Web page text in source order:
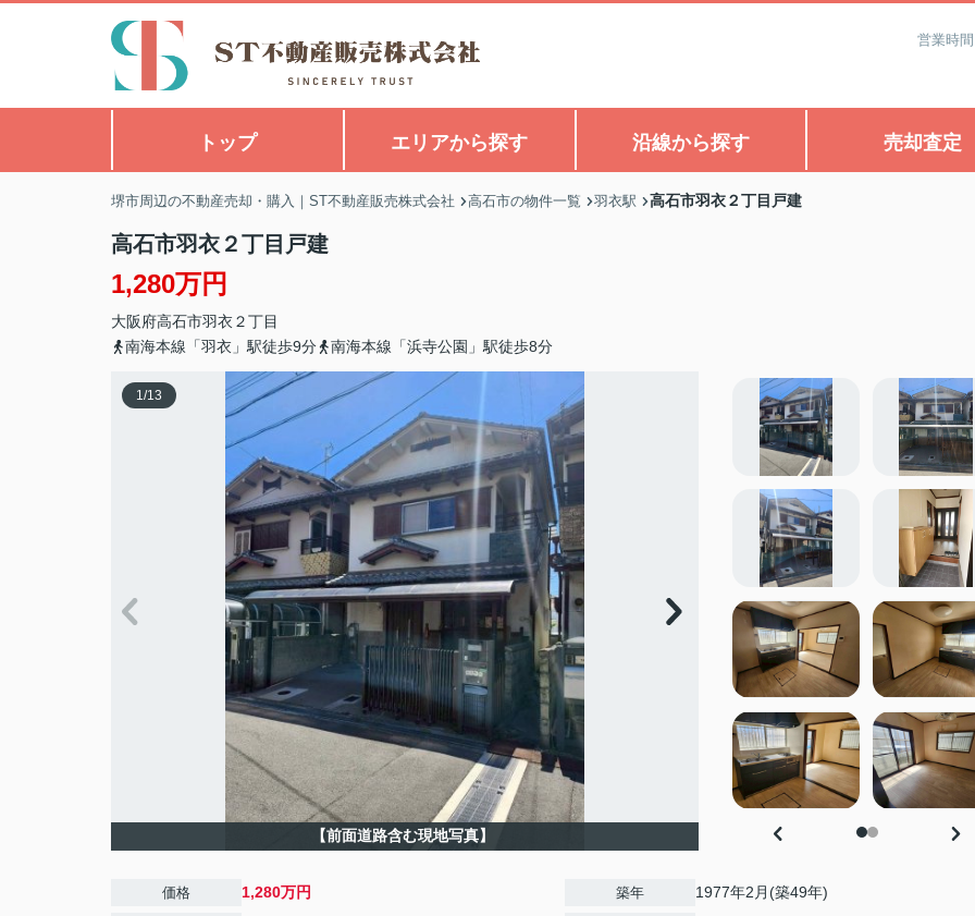
営業時
トップ エリアから探す 沿線から探す 売却査定
堺市周辺の不動産売却・購入｜ST不動産販売株式会社 高石市の物件一覧 羽衣駅 高石市羽衣２丁目戸建
高石市羽衣２丁目戸建
1,280万円
大阪府高石市羽衣２丁目
南海本線「羽衣」駅徒歩9分
南海本線「浜寺公園」駅徒歩8分
1/13
【前面道路含む現地写真】
価格 1,280万円 築年 1977年2月(築49年)